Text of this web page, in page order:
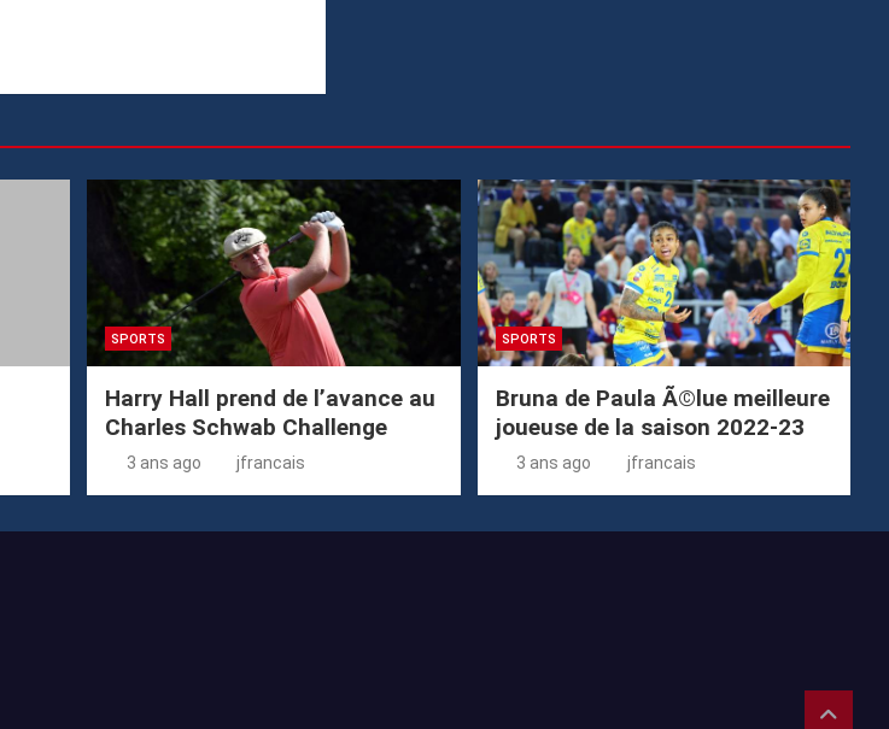
SPORTS
Harry Hall prend de l’avance au
Charles Schwab Challenge
3 ans ago jfrancais
SPORTS
Bruna de Paula Ã©lue meilleure
joueuse de la saison 2022-23
3 ans ago jfrancais